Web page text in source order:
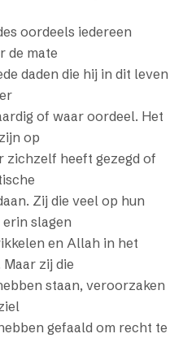
oordeels iedereen
de mate
daden die hij in dit leven
of waar oordeel. Het
op
zichzelf heeft gezegd of
Zij die veel op hun
slagen
en Allah in het
zij die
staan, veroorzaken
gefaald om recht te